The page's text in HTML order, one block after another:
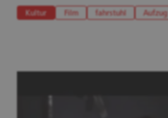
Kultur Film fahrstuhl Aufzug